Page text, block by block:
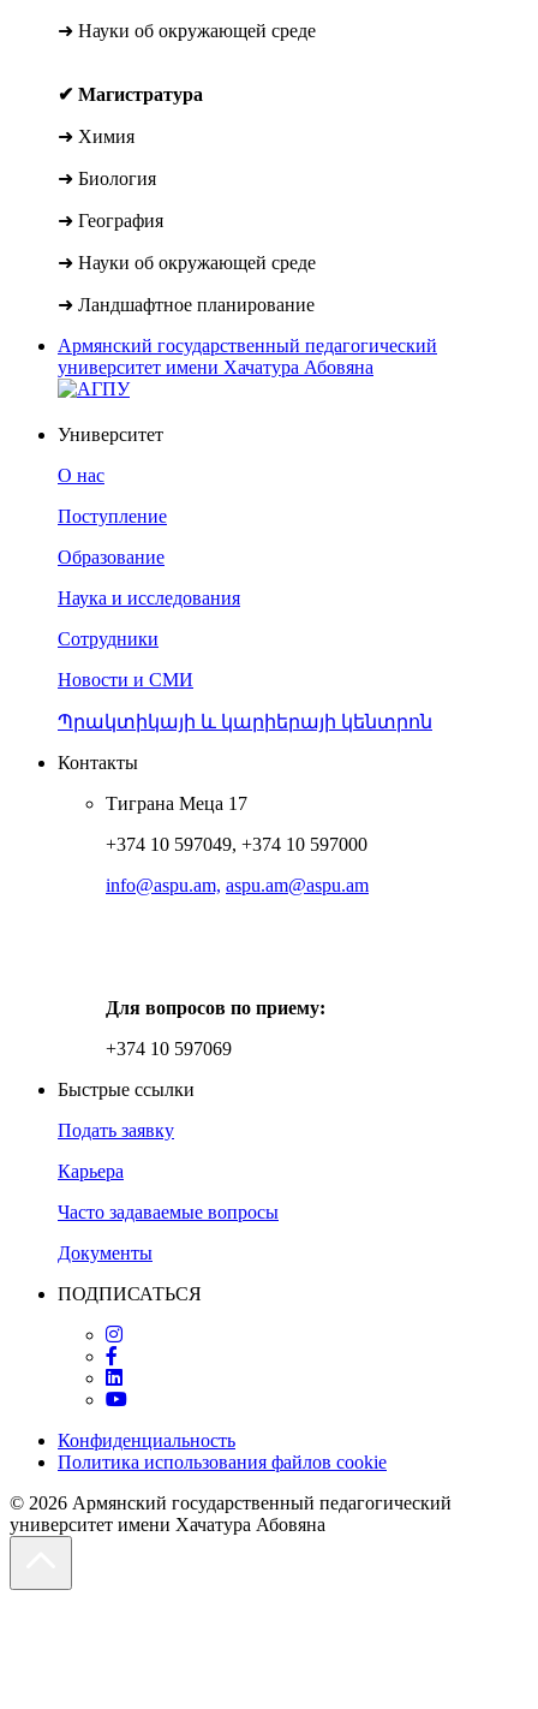
➜ Науки об окружающей среде
✔ Магистратура
➜ Химия
➜ Биология
➜ География
➜ Науки об окружающей среде
➜ Ландшафтное планирование
Армянский государственный педагогический
университет имени Хачатура Абовяна
Университет
О нас
Поступление
Образование
Наука и исследования
Сотрудники
Новости и СМИ
Պրակտիկայի և կարիերայի կենտրոն
Контакты
Тиграна Меца 17
+374 10 597049, +374 10 597000
info@aspu.am, aspu.am@aspu.am
Для вопросов по приему:
+374 10 597069
Быстрые ссылки
Подать заявку
Карьера
Часто задаваемые вопросы
Документы
ПОДПИСАТЬСЯ
Конфиденциальность
Политика использования файлов cookie
© 2026 Армянский государственный педагогический
университет имени Хачатура Абовяна